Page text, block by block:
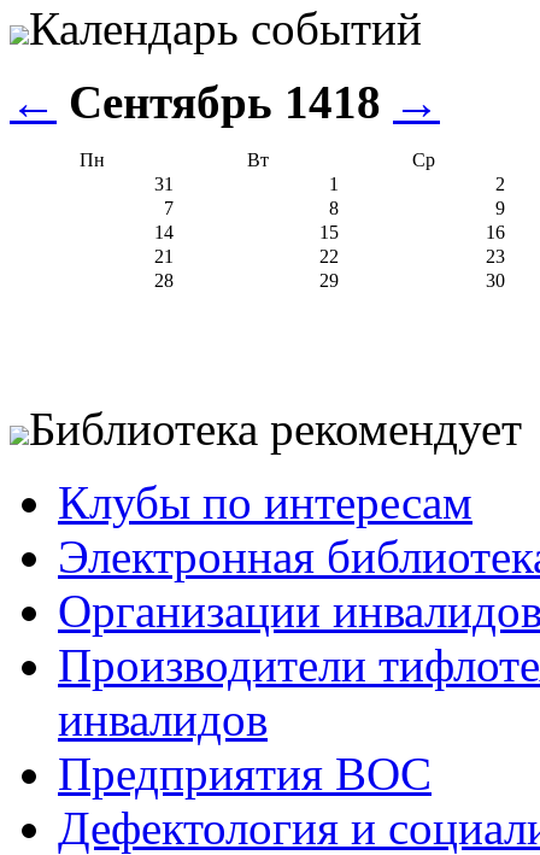
Календарь событий
← Сентябрь 1418 →
Пн Вт
Ср
31
1
2
7
8
9
14
15
16
21
22
23
28
29 30
Библиотека рекомендует
Клубы по интересам
Электронная
Организации
Производители
инвалидов
Предприятия ВОС
Дефектология и